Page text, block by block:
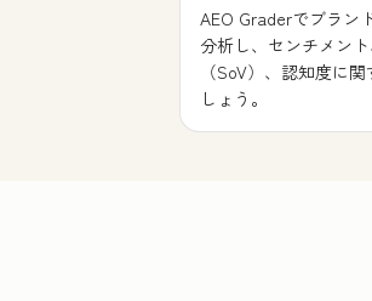
AEO Graderでブラン
分析し、センチメン
（SoV）、認知度に
しょう。